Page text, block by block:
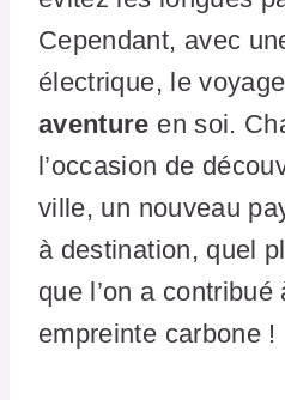
Cependant, avec
électrique, le
aventure en soi.
l’occasion de
ville, un nouveau
à destination, quel
que l’on a contribué
empreinte carbone !